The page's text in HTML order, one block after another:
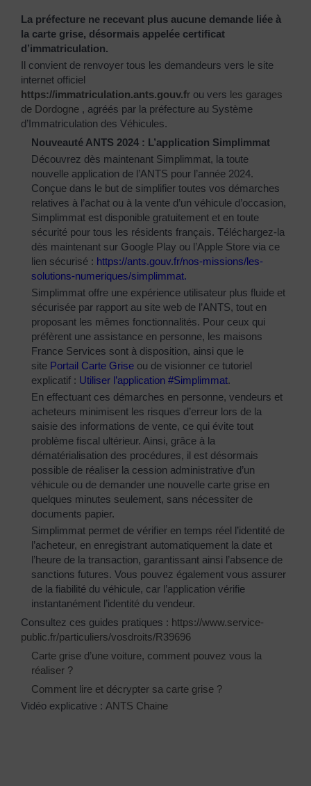
La préfecture ne recevant plus aucune demande liée à
la carte grise, désormais appelée certificat
d’immatriculation.
Il convient de renvoyer tous les demandeurs vers le site
internet officiel
https://immatriculation.ants.gouv.fr ou vers les garages
de Dordogne , agréés par la préfecture au Système
d’Immatriculation des Véhicules.
Nouveauté ANTS 2024 : L’application Simplimmat
Découvrez dès maintenant Simplimmat, la toute
nouvelle application de l’ANTS pour l’année 2024.
Conçue dans le but de simplifier toutes vos démarches
relatives à l’achat ou à la vente d’un véhicule d’occasion,
Simplimmat est disponible gratuitement et en toute
sécurité pour tous les résidents français. Téléchargez-la
dès maintenant sur Google Play ou l’Apple Store via ce
lien sécurisé : https://ants.gouv.fr/nos-missions/les-
solutions-numeriques/simplimmat.
Simplimmat offre une expérience utilisateur plus fluide et
sécurisée par rapport au site web de l’ANTS, tout en
proposant les mêmes fonctionnalités. Pour ceux qui
préfèrent une assistance en personne, les maisons
France Services sont à disposition, ainsi que le
site Portail Carte Grise ou de visionner ce tutoriel
explicatif : Utiliser l’application #Simplimmat.
En effectuant ces démarches en personne, vendeurs et
acheteurs minimisent les risques d’erreur lors de la
saisie des informations de vente, ce qui évite tout
problème fiscal ultérieur. Ainsi, grâce à la
dématérialisation des procédures, il est désormais
possible de réaliser la cession administrative d’un
véhicule ou de demander une nouvelle carte grise en
quelques minutes seulement, sans nécessiter de
documents papier.
Simplimmat permet de vérifier en temps réel l’identité de
l’acheteur, en enregistrant automatiquement la date et
l’heure de la transaction, garantissant ainsi l’absence de
sanctions futures. Vous pouvez également vous assurer
de la fiabilité du véhicule, car l’application vérifie
instantanément l’identité du vendeur.
Consultez ces guides pratiques : https://www.service-
public.fr/particuliers/vosdroits/R39696
Carte grise d’une voiture, comment pouvez vous la
réaliser ?
Comment lire et décrypter sa carte grise ?
Vidéo explicative : ANTS Chaine